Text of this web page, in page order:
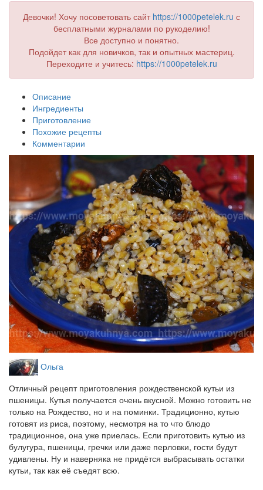
Девочки! Хочу посоветовать сайт https://1000petelek.ru с
бесплатными журналами по рукоделию!
Все доступно и понятно.
Подойдет как для новичков, так и опытных мастериц.
Переходите и учитесь: https://1000petelek.ru
Описание
Ингредиенты
Приготовление
Похожие рецепты
Комментарии
Ольга
Отличный рецепт приготовления рождественской кутьи из
пшеницы. Кутья получается очень вкусной. Можно готовить не
только на Рождество, но и на поминки. Традиционно, кутью
готовят из риса, поэтому, несмотря на то что блюдо
традиционное, она уже приелась. Если приготовить кутью из
булугура, пшеницы, гречки или даже перловки, гости будут
удивлены. Ну и наверняка не придётся выбрасывать остатки
кутьи, так как её съедят всю.